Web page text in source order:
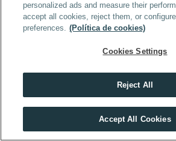
Power Finance
Power Investing
Power Project Management
Liderazgo Profesional - PDD Executive
Inteligencia
Máster AI Maker
Rock theCode -  Desarrollo Full Stack
Data Analytics online
HACER TEST
personalized ads and measure their
accept all cookies, reject them, or
preferences. (Política de cookies)
Cookies Settings
Reject All
Accept All Cookies